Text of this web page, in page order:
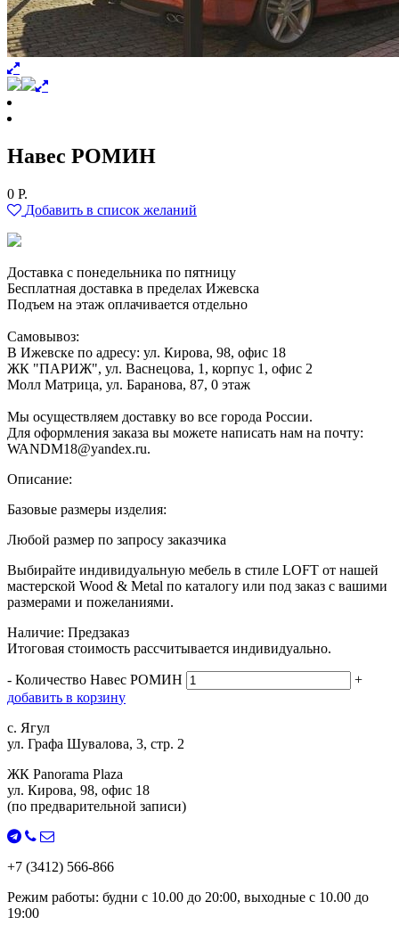
Навес РОМИН
0 Р.
Добавить в список желаний
Доставка с понедельника по пятницу
Бесплатная доставка в пределах Ижевска
Подъем на этаж оплачивается отдельно
Самовывоз:
В Ижевске по адресу: ул. Кирова, 98, офис 18
ЖК "ПАРИЖ", ул. Васнецова, 1, корпус 1, офис 2
Молл Матрица, ул. Баранова, 87, 0 этаж
Мы осуществляем доставку во все города России.
Для оформления заказа вы можете написать нам на почту:
WANDM18@yandex.ru.
Описание:
Базовые размеры изделия:
Любой размер по запросу заказчика
Выбирайте индивидуальную мебель в стиле LOFT от нашей
мастерской Wood & Metal по каталогу или под заказ с вашими
размерами и пожеланиями.
Наличие: Предзаказ
Итоговая стоимость рассчитывается индивидуально.
- Количество Навес РОМИН
+
добавить в корзину
с. Ягул
ул. Графа Шувалова, 3, стр. 2
ЖК Panorama Plaza
ул. Кирова, 98, офис 18
(по предварительной записи)
+7 (3412) 566-866
Режим работы: будни с 10.00 до 20:00, выходные с 10.00 до
19:00